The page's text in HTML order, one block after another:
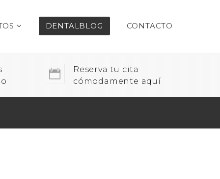
DENTALBLOG CONTACTO
Reserva tu cita
cómodamente aquí